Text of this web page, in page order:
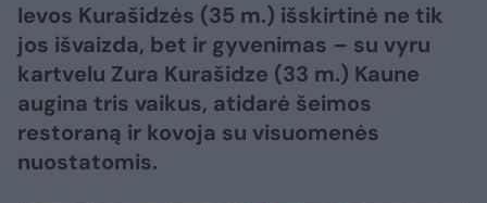
Ievos Kurašidzės (35 m.) išskirtinė ne tik
jos išvaizda, bet ir gyvenimas – su vyru
kartvelu Zura Kurašidze (33 m.) Kaune
augina tris vaikus, atidarė šeimos
restoraną ir kovoja su visuomenės
nuostatomis.